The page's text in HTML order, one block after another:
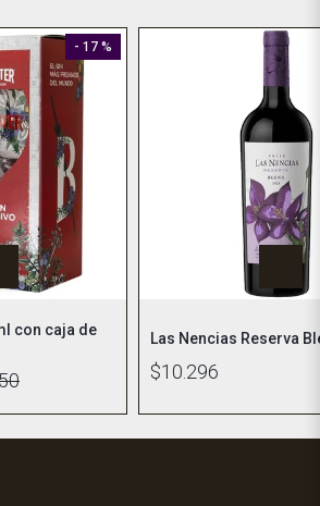
- 17 %
con caja de
Las Nencias Reserva
$10.296